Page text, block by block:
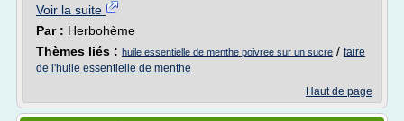
Voir la suite
Par : Herbohème
Thèmes liés : huile essentielle de menthe poivree sur un sucre / faire
de l'huile essentielle de menthe
Haut de page